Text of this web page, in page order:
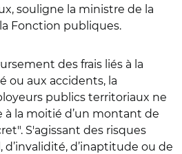
souligne la ministre de la
Fonction publiques.
des frais liés à la
ou aux accidents, la
publics territoriaux ne
à la moitié d’un montant de
S'agissant des risques
d’invalidité, d’inaptitude ou de